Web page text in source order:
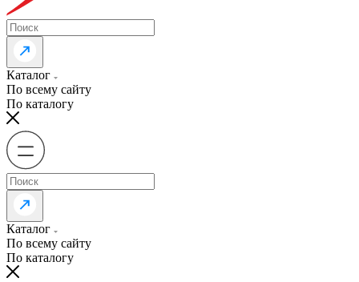
Каталог
По всему сайту
По каталогу
Каталог
По всему сайту
По каталогу